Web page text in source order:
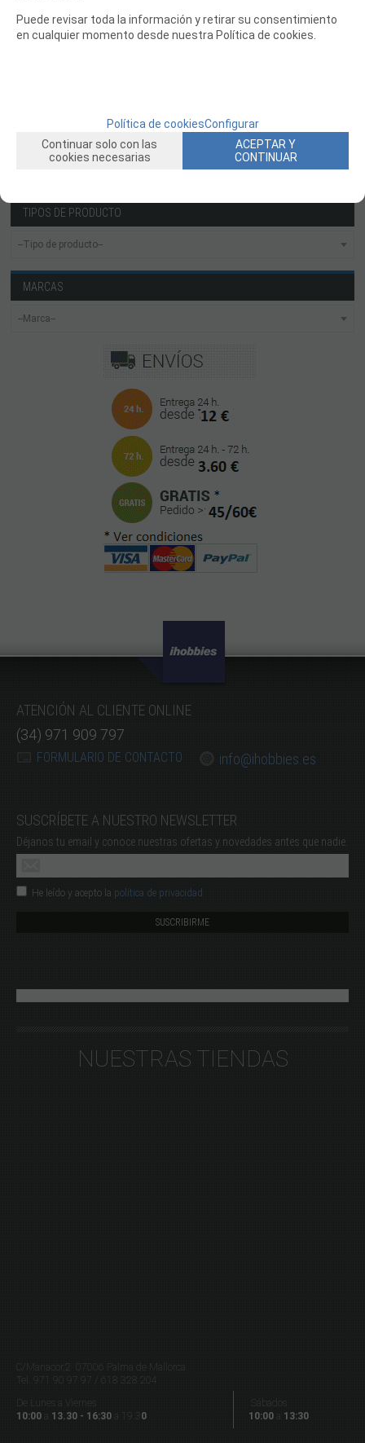
SLOT Y SCALEXTRIC
USADOS Y LIQUIDACION
SERVICIOS PRESTADOS
TIPOS DE PRODUCTO
MARCAS
ATENCIÓN AL CLIENTE ONLINE
(34) 971 909 797
FORMULARIO DE CONTACTO info@ihobbies.es
SUSCRÍBETE A NUESTRO NEWSLETTER
Déjanos tu email y conoce nuestras ofertas y novedades antes que nadie.
He leído y acepto la política de privacidad
NUESTRAS TIENDAS
C/Manacor,2 07006 Palma de Mallorca
971 90 97 97 / 618 328 204
De Lunes a Viernes
10:00 a 13.30 - 16:30 a 19.3 0
Sábados
10:00 a 13:30
Puede revisar toda la información y retirar su consentimiento
en cualquier momento desde nuestra Política de cookies.
Política de cookiesConfigurar
Continuar solo con las
cookies necesarias
ACEPTAR Y
CONTINUAR